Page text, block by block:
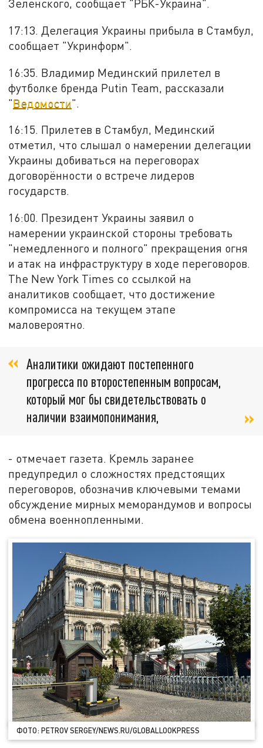
Зеленского, сообщает "РБК-Украина".
17:13. Делегация Украины прибыла в Стамбул,
сообщает "Укринформ".
16:35. Владимир Мединский прилетел в
футболке бренда Putin Team, рассказали
"Ведомости".
16:15. Прилетев в Стамбул, Мединский
отметил, что слышал о намерении делегации
Украины добиваться на переговорах
договорённости о встрече лидеров
государств.
16:00. Президент Украины заявил о
намерении украинской стороны требовать
"немедленного и полного" прекращения огня
и атак на инфраструктуру в ходе переговоров.
The New York Times со ссылкой на
аналитиков сообщает, что достижение
компромисса на текущем этапе
маловероятно.
Аналитики ожидают постепенного
прогресса по второстепенным вопросам,
который мог бы свидетельствовать о
наличии взаимопонимания,
- отмечает газета. Кремль заранее
предупредил о сложностях предстоящих
переговоров, обозначив ключевыми темами
обсуждение мирных меморандумов и вопросы
обмена военнопленными.
ФОТО: PETROV SERGEY/NEWS.RU/GLOBALLOOKPRESS